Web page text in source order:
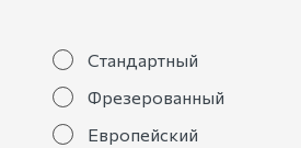
Стандартный
Фрезерованный
Европейский